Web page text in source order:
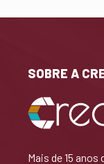
SOBRE A
Mais de 15